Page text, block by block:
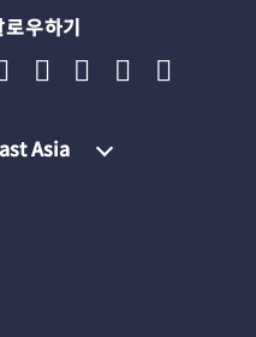
로우하기
Asia